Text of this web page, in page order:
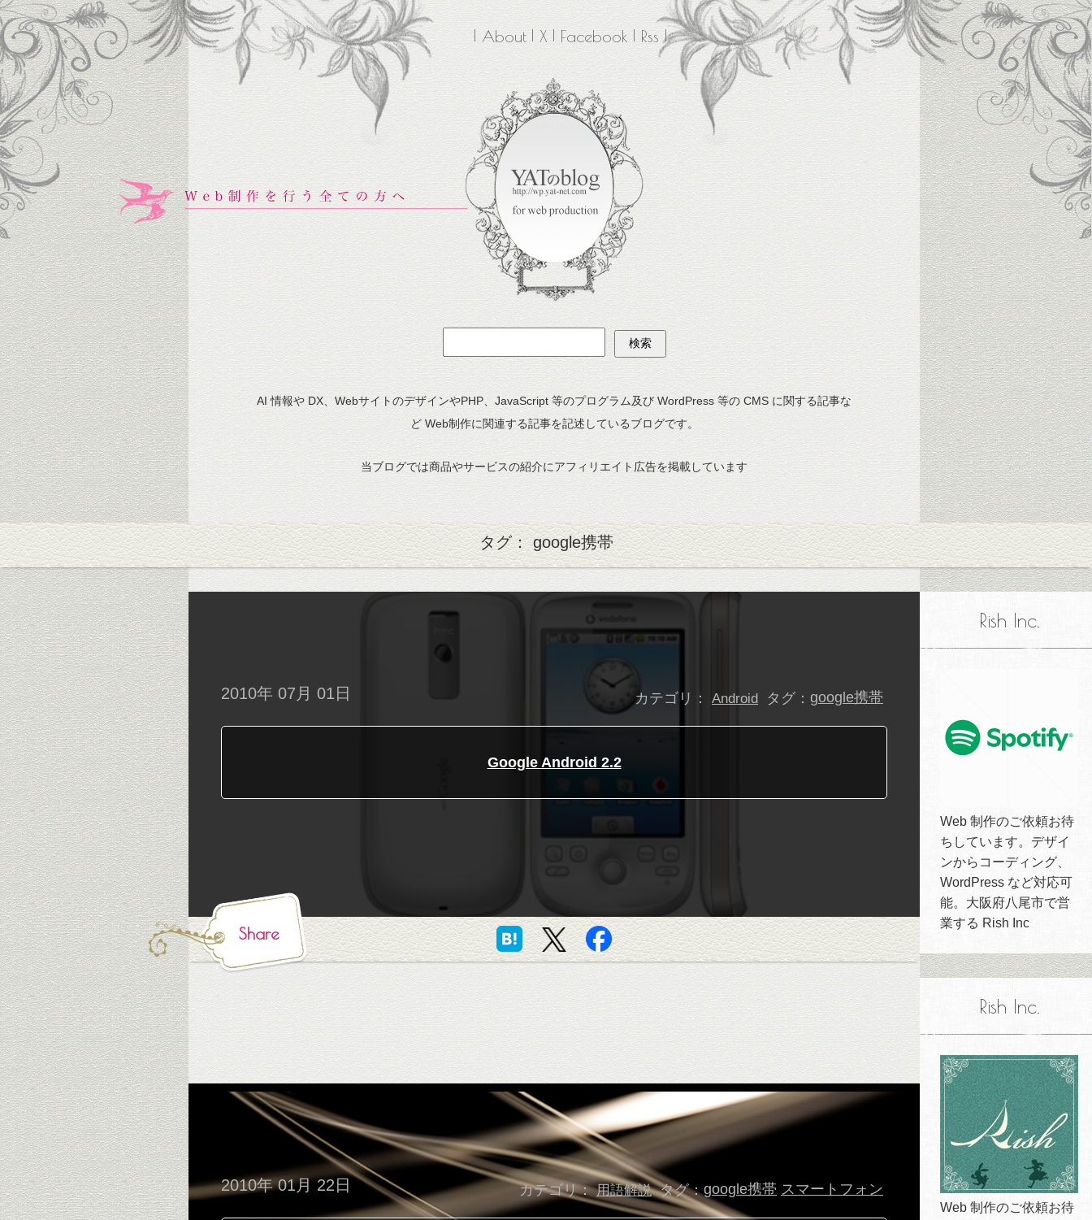
About X Facebook Rss
AI 情報や DX、WebサイトのデザインやPHP、JavaScript 等のプログラム及び WordPress 等の CMS に関する記事な
ど Web制作に関連する記事を記述しているブログです。
当ブログでは商品やサービスの紹介にアフィリエイト広告を掲載しています
タグ： google携帯
2010年 07月 01日 カテゴリ： Android タグ： google携帯
Google Android 2.2
Share
2010年 01月 22日 カテゴリ： 用語解説 タグ：google携帯 スマートフォン
Rish Inc.
Web 制作のご依頼お待
ちしています。デザイ
ンからコーディング、
WordPress など対応可
能。大阪府八尾市で営
業する Rish Inc
Rish Inc.
Web 制作のご依頼お待